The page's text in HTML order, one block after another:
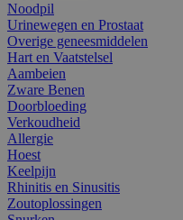
Noodpil
Urinewegen en Prostaat
Overige geneesmiddelen
Hart en Vaatstelsel
Aambeien
Zware Benen
Doorbloeding
Verkoudheid
Allergie
Hoest
Keelpijn
Rhinitis en Sinusitis
Zoutoplossingen